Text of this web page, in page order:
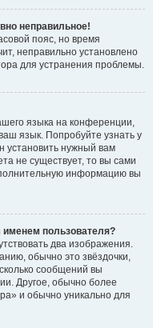
неправильное!
пояс, но время
неправильно установлено
для устранения проблемы.
языка на конференции,
язык. Попробуйте узнать у
установить нужный вам
не существует, то вы сами
информацию вы
пользователя?
два изображения.
обычно это звёздочки,
сообщений вы
Другое, обычно более
и обычно уникально для